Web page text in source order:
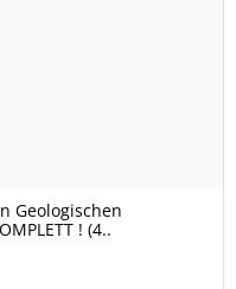
Geologischen
! (4..